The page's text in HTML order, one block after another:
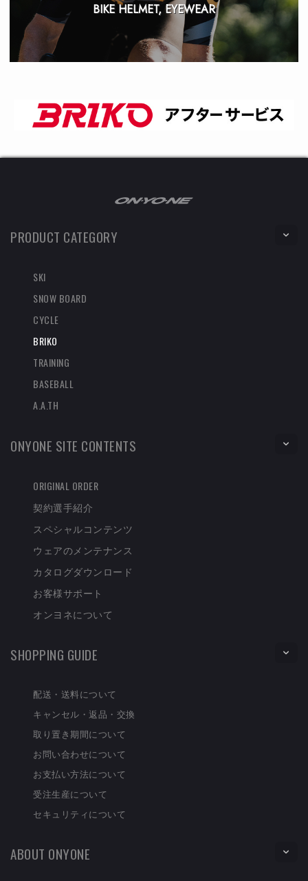
BIKE HELMET, EYEWEAR
PRODUCT CATEGORY
SKI
SNOW BOARD
CYCLE
BRIKO
TRAINING
BASEBALL
A.A.TH
ONYONE SITE CONTENTS
ORIGINAL ORDER
契約選手紹介
スペシャルコンテンツ
ウェアのメンテナンス
カタログダウンロード
お客様サポート
オンヨネについて
SHOPPING GUIDE
配送・送料について
キャンセル・返品・交換
取り置き期間について
お問い合わせについて
お支払い方法について
受注生産について
セキュリティについて
ABOUT ONYONE